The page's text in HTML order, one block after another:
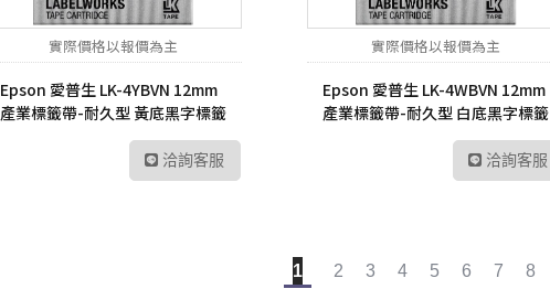
實際價格以報價為主
Epson 愛普生 LK-4YBVN 12mm
產業標籤帶-耐久型 黃底黑字標籤
洽詢客服
實際價格以報價為主
Epson 愛普生 LK-4WBVN 12mm
產業標籤帶-耐久型 白底黑字標籤
洽詢客服
1 2 3 4 5 6 7 8